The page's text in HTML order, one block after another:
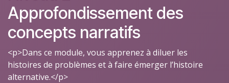
Approfondissement des
concepts narratifs
<p>Dans ce module, vous apprenez à diluer les
histoires de problèmes et à faire émerger l’histoire
alternative.</p>